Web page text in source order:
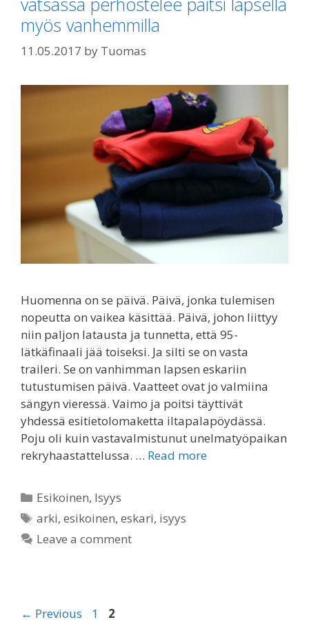
myös vanhemmilla
11.05.2017 by Tuomas
Huomenna on se päivä. Päivä, jonka tulemisen
nopeutta on vaikea käsittää. Päivä, johon liittyy
niin paljon latausta ja tunnetta, että 95-
lätkäfinaali jää toiseksi. Ja silti se on vasta
traileri. Se on vanhimman lapsen eskariin
tutustumisen päivä. Vaatteet ovat jo valmiina
sängyn vieressä. Vaimo ja poitsi täyttivät
yhdessä esitietolomaketta iltapalapöydässä.
Poju oli kuin vastavalmistunut unelmatyöpaikan
rekryhaastattelussa. … Read more
Categories
Esikoinen, Isyys
Tags
arki,esikoinen,eskari, isyys
Leave a comment
← Previous Page
1 Page
2